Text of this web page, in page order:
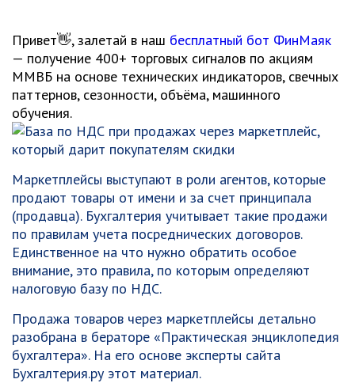
Привет👋, залетай в наш бесплатный бот ФинМаяк
— получение 400+ торговых сигналов по акциям
ММВБ на основе технических индикаторов, свечных
паттернов, сезонности, объёма, машинного
обучения.
Маркетплейсы выступают в роли агентов, которые
продают товары от имени и за счет принципала
(продавца). Бухгалтерия учитывает такие продажи
по правилам учета посреднических договоров.
Единственное на что нужно обратить особое
внимание, это правила, по которым определяют
налоговую базу по НДС.
Продажа товаров через маркетплейсы детально
разобрана в бераторе «Практическая энциклопедия
бухгалтера». На его основе эксперты сайта
Бухгалтерия.ру этот материал.